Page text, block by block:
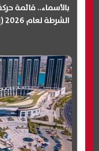
بالأسماء.. قائمة
الشرطة لعام 2026 (إنفوجراف)